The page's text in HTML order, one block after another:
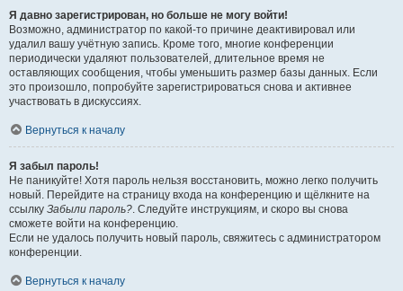
Я давно зарегистрирован, но больше не могу войти!
Возможно, администратор по какой-то причине деактивировал или
удалил вашу учётную запись. Кроме того, многие конференции
периодически удаляют пользователей, длительное время не
оставляющих сообщения, чтобы уменьшить размер базы данных. Если
это произошло, попробуйте зарегистрироваться снова и активнее
участвовать в дискуссиях.
Вернуться к началу
Я забыл пароль!
Не паникуйте! Хотя пароль нельзя восстановить, можно легко получить
новый. Перейдите на страницу входа на конференцию и щёлкните на
ссылку Забыли пароль?. Следуйте инструкциям, и скоро вы снова
сможете войти на конференцию.
Если не удалось получить новый пароль, свяжитесь с администратором
конференции.
Вернуться к началу